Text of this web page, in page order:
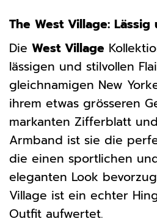
The West Village: Lässig
Die West Village
lässigen und stilvollen
gleichnamigen New
ihrem etwas grösseren
markanten Zifferblatt
Armband ist sie die
die einen sportlichen
eleganten Look
Village ist ein echter
Outfit aufwertet.